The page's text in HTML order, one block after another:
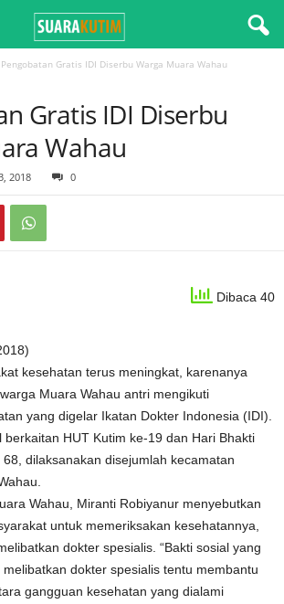
Pengobatan Gratis IDI Diserbu Warga Muara Wahau
Gratis IDI Diserbu
Wahau
2018 0
Dibaca 40
kesehatan terus meningkat, karenanya
Muara Wahau antri mengikuti
yang digelar Ikatan Dokter Indonesia (IDI).
berkaitan HUT Kutim ke-19 dan Hari Bhakti
dilaksanakan disejumlah kecamatan
Wahau, Miranti Robiyanur menyebutkan
untuk memeriksakan kesehatannya,
dokter spesialis. “Bakti sosial yang
dokter spesialis tentu membantu
gangguan kesehatan yang dialami